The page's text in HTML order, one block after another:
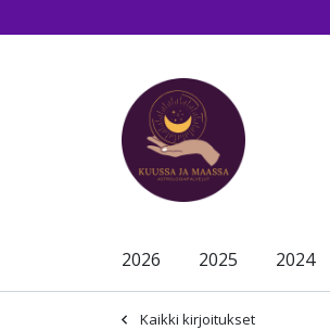
2026 2025 2024
Kaikki kirjoitukset